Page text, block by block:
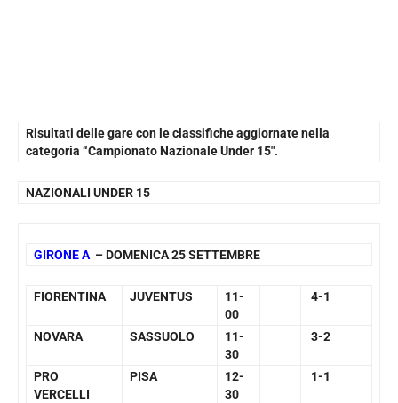
Risultati delle gare con le classifiche aggiornate nella
categoria “Campionato Nazionale Under 15″.
NAZIONALI UNDER 15
GIRONE A – DOMENICA 25 SETTEMBRE
FIORENTINA JUVENTUS
11-
00
4-1
NOVARA SASSUOLO
11-
30
3-2
PRO
VERCELLI
PISA
12-
30
1-1